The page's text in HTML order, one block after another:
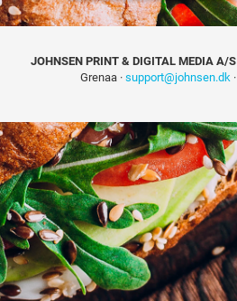
JOHNSEN PRINT & DIGITAL MEDIA A/S
Grenaa · support@johnsen.dk ·